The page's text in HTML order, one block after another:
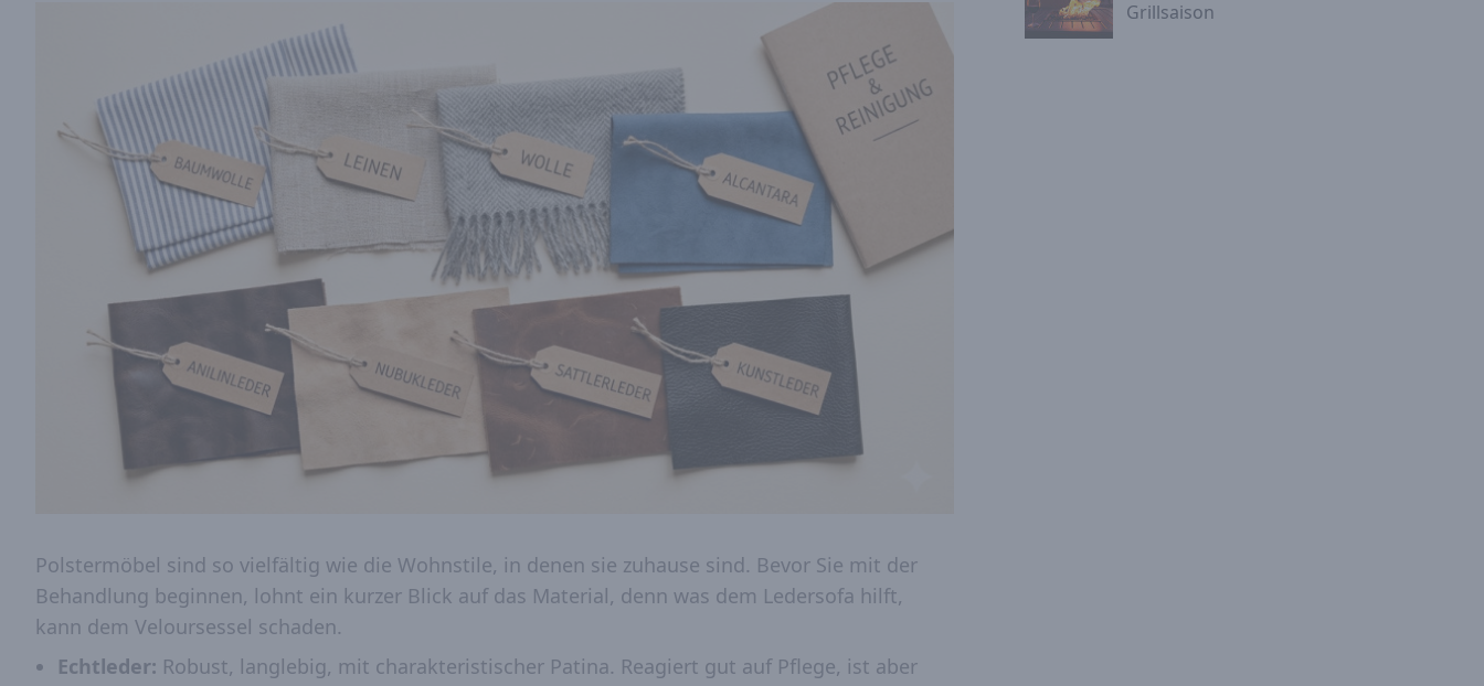
Polstermöbel sind so vielfältig wie die Wohnstile, in denen sie zuhause sind. Bevor Sie mit der
Behandlung beginnen, lohnt ein kurzer Blick auf das Material, denn was dem Ledersofa hilft,
kann dem Veloursessel schaden.
Echtleder: Robust, langlebig, mit charakteristischer Patina. Reagiert gut auf Pflege, ist aber
Grillsaison